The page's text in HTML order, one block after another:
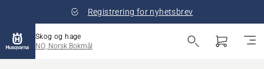
Registrering for nyhetsbrev
Skog og hage
NO, Norsk Bokmål